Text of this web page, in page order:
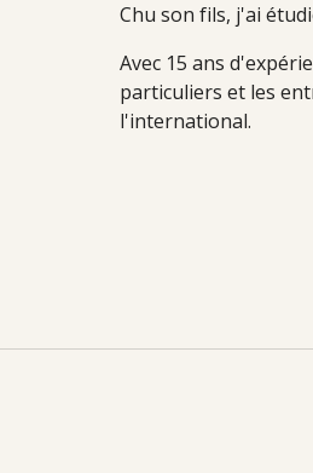
Chu son fils, j'ai
Avec 15 ans
particuliers et les
l'international.